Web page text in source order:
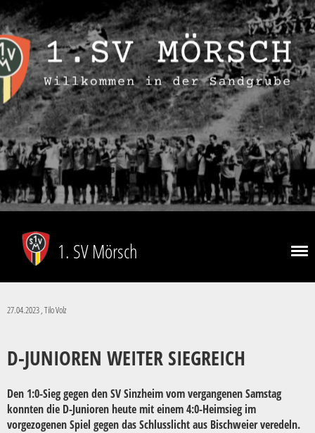
1. SV Mörsch
27.04.2023, Tilo Volz
D-JUNIOREN WEITER SIEGREICH
Den 1:0-Sieg gegen den SV Sinzheim vom vergangenen Samstag
konnten die D-Junioren heute mit einem 4:0-Heimsieg im
vorgezogenen Spiel gegen das Schlusslicht aus Bischweier veredeln.